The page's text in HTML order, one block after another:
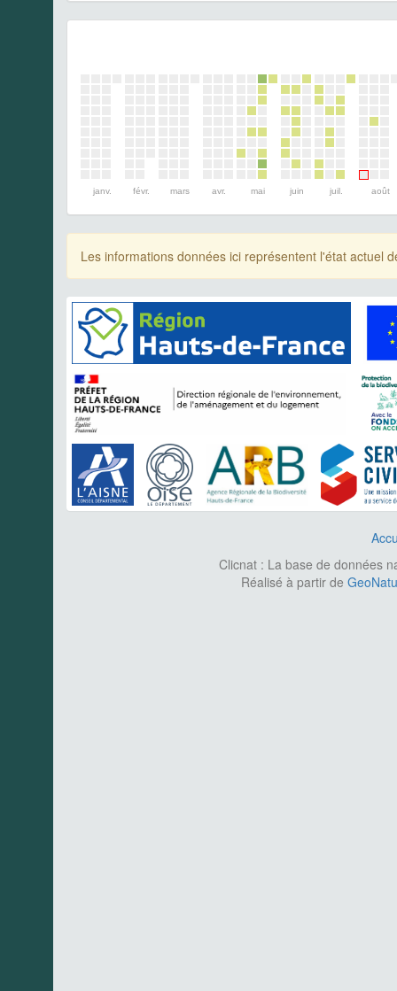
janv. févr. mars avr. mai juin juil. août
Les informations données ici représentent l'état actuel
Clicnat : La base de données
Réalisé à partir de